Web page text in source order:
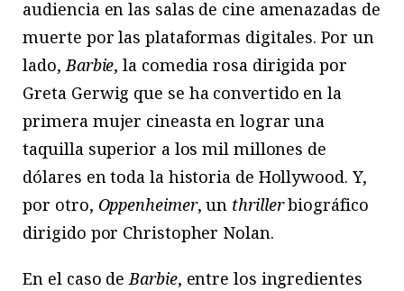
audiencia en las salas de cine amenazadas de
muerte por las plataformas digitales. Por un
lado,Barbie, la comedia rosa dirigida por
Greta Gerwig que se ha convertido en la
primera mujer cineasta en lograr una
taquilla superior a los mil millones de
dólares en toda la historia de Hollywood. Y,
por otro, Oppenheimer, un thrillerbiográfico
dirigido por Christopher Nolan.
En el caso deBarbie, entre los ingredientes